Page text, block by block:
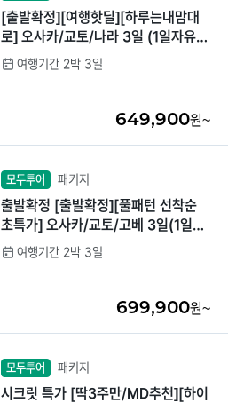
[출발확정][여행핫딜][하루는내맘대
로] 오사카/교토/나라 3일 (1일자유/3
대특식/USJ선택가능)
여행기간 2박 3일
649,900원~
모두투어 패키지
출발확정 [출발확정][풀패턴 선착순
초특가] 오사카/교토/고베 3일(1일자
유/USJ선택가능/사와노츠루사케박
물관)
여행기간 2박 3일
699,900원~
모두투어 패키지
시크릿 특가 [딱3주만/MD추천][하이